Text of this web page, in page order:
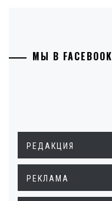
МЫ В FACEBOOK
РЕДАКЦИЯ
РЕКЛАМА